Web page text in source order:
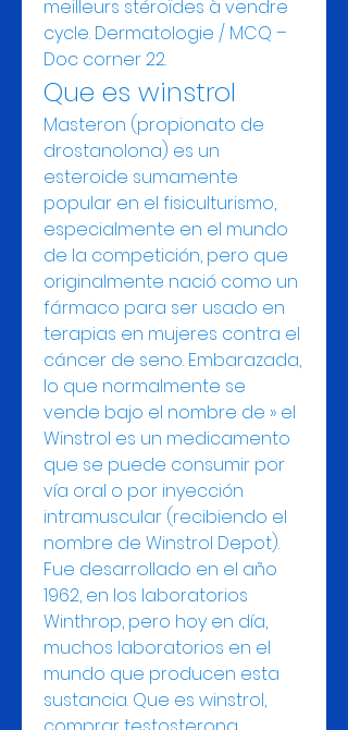
meilleurs stéroïdes à vendre
cycle. Dermatologie / MCQ –
Doc corner 22.
Que es winstrol
Masteron (propionato de
drostanolona) es un
esteroide sumamente
popular en el fisiculturismo,
especialmente en el mundo
de la competición, pero que
originalmente nació como un
fármaco para ser usado en
terapias en mujeres contra el
cáncer de seno. Embarazada,
lo que normalmente se
vende bajo el nombre de » el
Winstrol es un medicamento
que se puede consumir por
vía oral o por inyección
intramuscular (recibiendo el
nombre de Winstrol Depot).
Fue desarrollado en el año
1962, en los laboratorios
Winthrop, pero hoy en día,
muchos laboratorios en el
mundo que producen esta
sustancia. Que es winstrol,